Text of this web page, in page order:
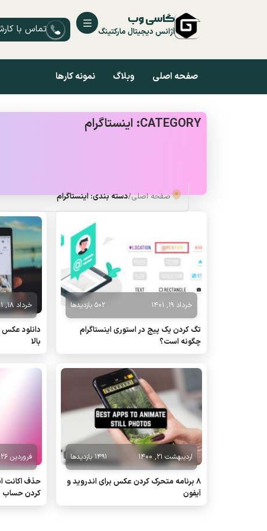
گاسی وب
آژانس دیجیتال مارکتینگ تماس با
صفحه اصلی وبلاگ نمونه کارها
CATEGORY: اینستاگرام
صفحه اصلی/دسته بندی: اینستاگرام
خرداد 19, 1401 502 بازدیدها
تگ كردن یک پیج در استوری اينستاگرام
چگونه است؟
خرداد 18, 1401
دانلود عکس
بالا
اردیبهشت 21, 1400 1491 بازدیدها
8 برنامه متحرک کردن عکس برای اندروید و
آیفون
فروردین 26, 1400
حذف اکانت
کردن حساب